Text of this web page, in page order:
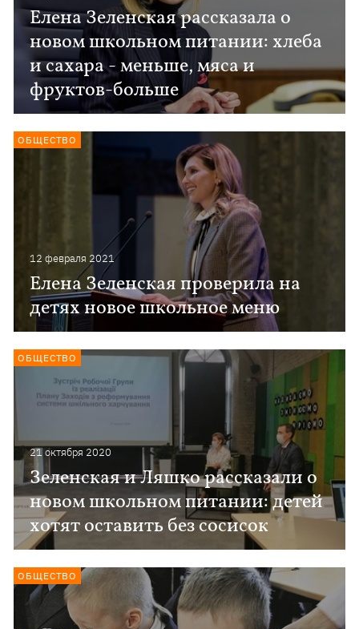
Елена Зеленская рассказала о
новом школьном питании: хлеба
и сахара - меньше, мяса и
фруктов-больше
12 февраля 2021
Елена Зеленская проверила на
детях новое школьное меню
ОБЩЕСТВО
21 октября 2020
Зеленская и Ляшко рассказали о
новом школьном питании: детей
хотят оставить без сосисок
ОБЩЕСТВО
ОБЩЕСТВО